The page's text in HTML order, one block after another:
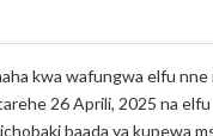
kwa wafungwa elfu
26 Aprili, 2025 na
baada ya kupewa